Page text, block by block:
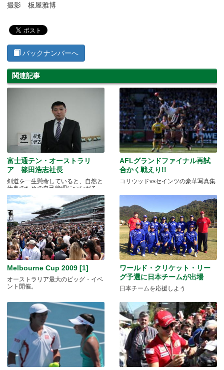
撮影 板屋雅博
バックナンバーへ
関連記事
富士通テン・オーストラリ
ア 篠田浩志社長
剣道を一生懸命していると、自然と
仕事のための自己管理につながる
AFLグランドファイナル再試
合かく戦えり!!
コリウッドvsセインツの豪華写真集
Melbourne Cup 2009 [1]
オーストラリア最大のビッグ・イベ
ント開催。
ワールド・クリケット・リー
グ予選に日本チームが出場
日本チームを応援しよう